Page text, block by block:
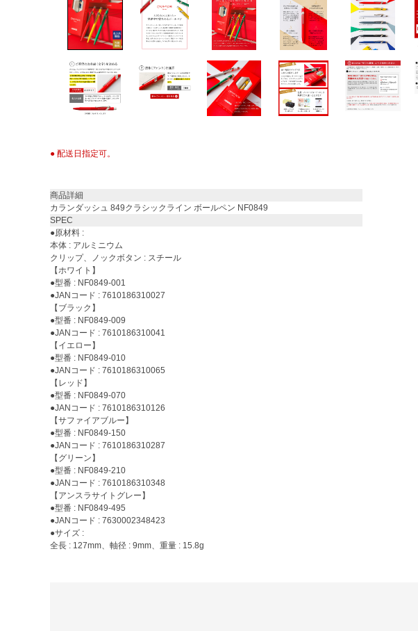
● 配送日指定可。
商品詳細
カランダッシュ 849クラシックライン ボールペン NF0849
SPEC
●原材料 :
本体 : アルミニウム
クリップ、ノックボタン : スチール
【ホワイト】
●型番 : NF0849-001
●JANコード : 7610186310027
【ブラック】
●型番 : NF0849-009
●JANコード : 7610186310041
【イエロー】
●型番 : NF0849-010
●JANコード : 7610186310065
【レッド】
●型番 : NF0849-070
●JANコード : 7610186310126
【サファイアブルー】
●型番 : NF0849-150
●JANコード : 7610186310287
【グリーン】
●型番 : NF0849-210
●JANコード : 7610186310348
【アンスラサイトグレー】
●型番 : NF0849-495
●JANコード : 7630002348423
●サイズ :
全長 : 127mm、軸径 : 9mm、重量 : 15.8g